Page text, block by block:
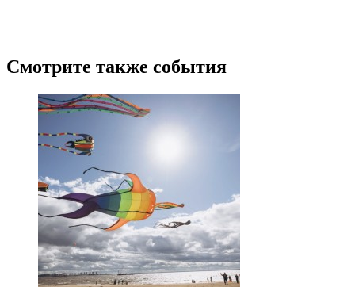
Смотрите также события